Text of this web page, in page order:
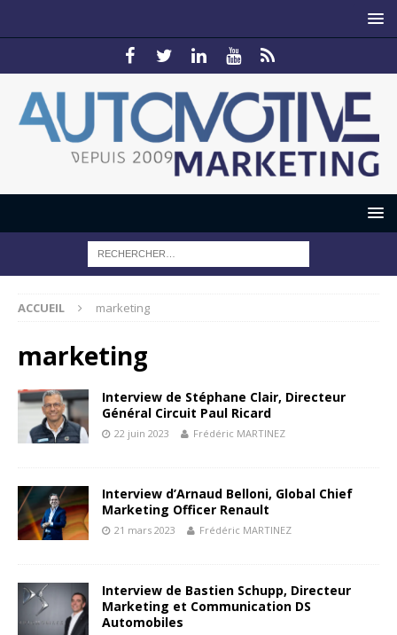
ACCUEIL marketing
marketing
Interview de Stéphane Clair, Directeur
Général Circuit Paul Ricard
22 juin 2023 Frédéric MARTINEZ
Interview d’Arnaud Belloni, Global Chief
Marketing Officer Renault
21 mars 2023 Frédéric MARTINEZ
Interview de Bastien Schupp, Directeur
Marketing et Communication DS
Automobiles